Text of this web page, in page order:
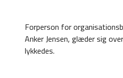
Forperson for
Anker Jensen, glæder sig
lykkedes.